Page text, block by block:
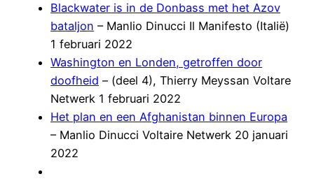
Blackwater is in de Donbass met het Azov
bataljon – Manlio Dinucci Il Manifesto (Italië)
1 februari 2022
Washington en Londen, getroffen door
doofheid – (deel 4), Thierry Meyssan Voltare
Netwerk 1 februari 2022
Het plan en een Afghanistan binnen Europa
– Manlio Dinucci Voltaire Netwerk 20 januari
2022